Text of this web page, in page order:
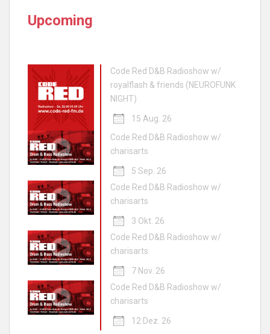
Upcoming
Code Red D&B Radioshow w/
royalflash & friends (NEUROFUNK
NIGHT)
15 Aug. 26
Code Red D&B Radioshow w/
charisarts
5 Sep. 26
Code Red D&B Radioshow w/
charisarts
3 Okt. 26
Code Red D&B Radioshow w/
charisarts
7 Nov. 26
Code Red D&B Radioshow w/
charisarts
12 Dez. 26